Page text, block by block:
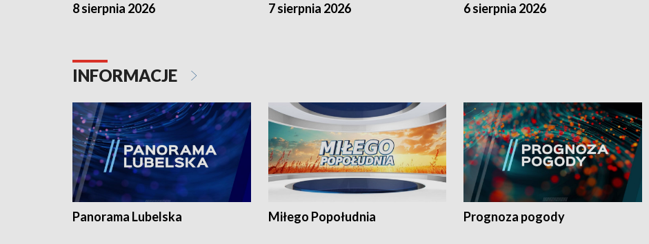
8 sierpnia 2026 7 sierpnia 2026 6 sierpnia 2026
INFORMACJE
Panorama Lubelska Miłego Popołudnia Prognoza pogody